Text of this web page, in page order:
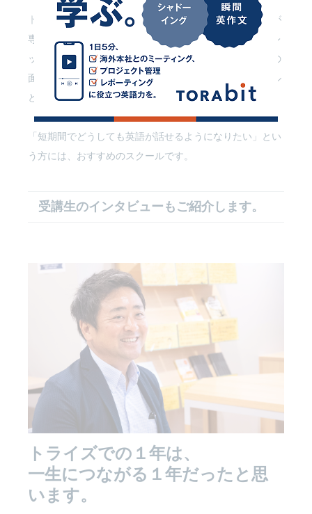
トライズは、日本人コンサルタントとネイティブコーチが
専属でサポートしてくれる、英語コーチングスクール。レ
ッスンは週３回確保される上に受け放題。マンツーマンの
面談やメールで日々サポートも受けられて、他のスクール
とは一線を画す本格的なプログラムになっています。
「短期間でどうしても英語が話せるようになりたい」とい
う方には、おすすめのスクールです。
受講生のインタビューもご紹介します。
トライズでの１年は、
一生につながる１年だったと思
います。